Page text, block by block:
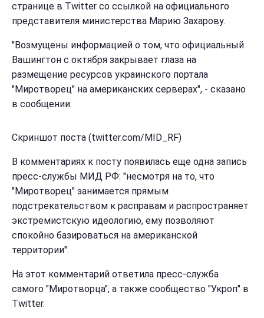
странице в Тwitter со ссылкой на официального
представителя министерства Марию Захарову.
"Возмущены информацией о том, что официальный
Вашингтон с октября закрывает глаза на
размещение ресурсов украинского портала
"Миротворец" на американских серверах", - сказано
в сообщении.
Скриншот поста (twitter.com/MID_RF)
В комментариях к посту появилась еще одна запись
пресс-службы МИД РФ: "несмотря на то, что
"Миротворец" занимается прямым
подстрекательством к расправам и распространяет
экстремистскую идеологию, ему позволяют
спокойно базироваться на американской
территории".
На этот комментарий ответила пресс-служба
самого "Миротворца", а также сообщество "Укроп" в
Тwitter.